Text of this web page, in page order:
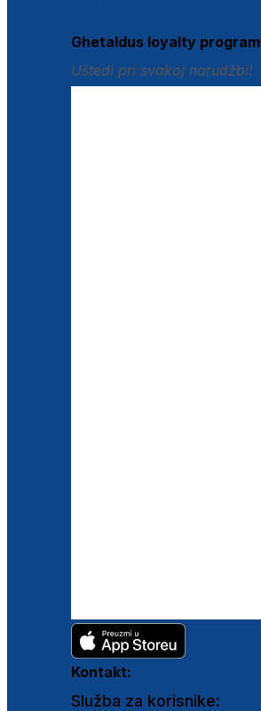
Ghetaldus loyalty program
Uštedi pri svakoj narudžbi!
Kontakt:
Služba za korisnike: